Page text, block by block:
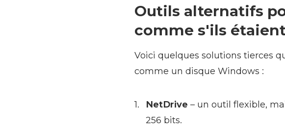
Outils alternatifs
comme s'ils
Voici quelques solutions tierces
comme un disque Windows :
NetDrive – un outil flexible,
256 bits.